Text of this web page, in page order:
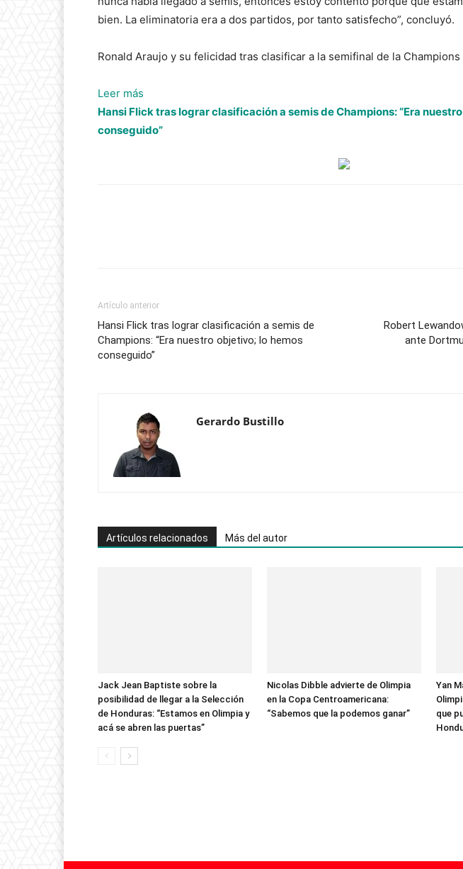
bien. La eliminatoria era a dos partidos, por tanto satisfecho”, concluyó.
Ronald Araujo y su felicidad tras clasificar a la semifinal de la Champions
Leer más
Ronald
Araujo
tiempo
y
lo
merecía”
Hansi Flick tras lograr clasificación a semis de Champions: “Era
conseguido”
Artículo anterior
Hansi Flick tras lograr clasificación a semis de
Champions: “Era nuestro objetivo; lo hemos
conseguido”
Robert
ante
Gerardo Bustillo
Artículos relacionados Más del autor
Jack Jean Baptiste sobre la
posibilidad de llegar a la Selección
de Honduras: “Estamos en Olimpia y
acá se abren las puertas”
Nicolas Dibble advierte de Olimpia
en la Copa Centroamericana:
“Sabemos que la podemos ganar”
Yan
que